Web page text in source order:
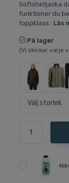
Softshelljacka
funktioner du
toppklass.. Läs
På lager
(Vi skickar varje